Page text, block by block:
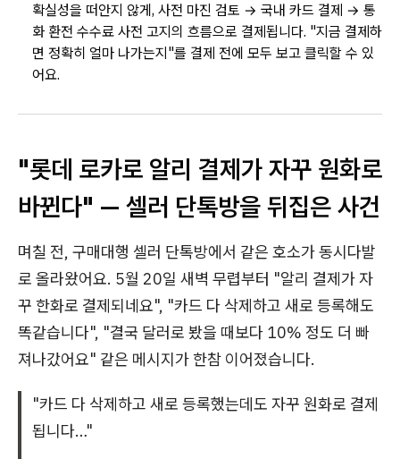
확실성을 떠안지 않게, 사전 마진 검토 → 국내 카드 결제 → 통
화 환전 수수료 사전 고지의 흐름으로 결제됩니다. "지금 결제하
면 정확히 얼마 나가는지"를 결제 전에 모두 보고 클릭할 수 있
어요.
"롯데 로카로 알리 결제가 자꾸 원화로
바뀐다" — 셀러 단톡방을 뒤집은 사건
며칠 전, 구매대행 셀러 단톡방에서 같은 호소가 동시다발
로 올라왔어요. 5월 20일 새벽 무렵부터 "알리 결제가 자
꾸 한화로 결제되네요", "카드 다 삭제하고 새로 등록해도
똑같습니다", "결국 달러로 봤을 때보다 10% 정도 더 빠
져나갔어요" 같은 메시지가 한참 이어졌습니다.
"카드 다 삭제하고 새로 등록했는데도 자꾸 원화로 결제
됩니다…"